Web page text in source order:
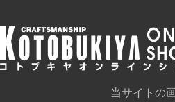
当サイトの